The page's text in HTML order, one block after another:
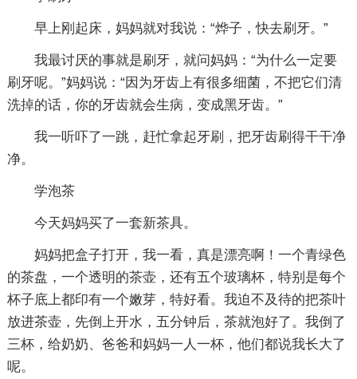
早上刚起床，妈妈就对我说：“烨子，快去刷牙。”
我最讨厌的事就是刷牙，就问妈妈：“为什么一定要
刷牙呢。”妈妈说：“因为牙齿上有很多细菌，不把它们清
洗掉的话，你的牙齿就会生病，变成黑牙齿。”
我一听吓了一跳，赶忙拿起牙刷，把牙齿刷得干干净
净。
学泡茶
今天妈妈买了一套新茶具。
妈妈把盒子打开，我一看，真是漂亮啊！一个青绿色
的茶盘，一个透明的茶壶，还有五个玻璃杯，特别是每个
杯子底上都印有一个嫩芽，特好看。我迫不及待的把茶叶
放进茶壶，先倒上开水，五分钟后，茶就泡好了。我倒了
三杯，给奶奶、爸爸和妈妈一人一杯，他们都说我长大了
呢。